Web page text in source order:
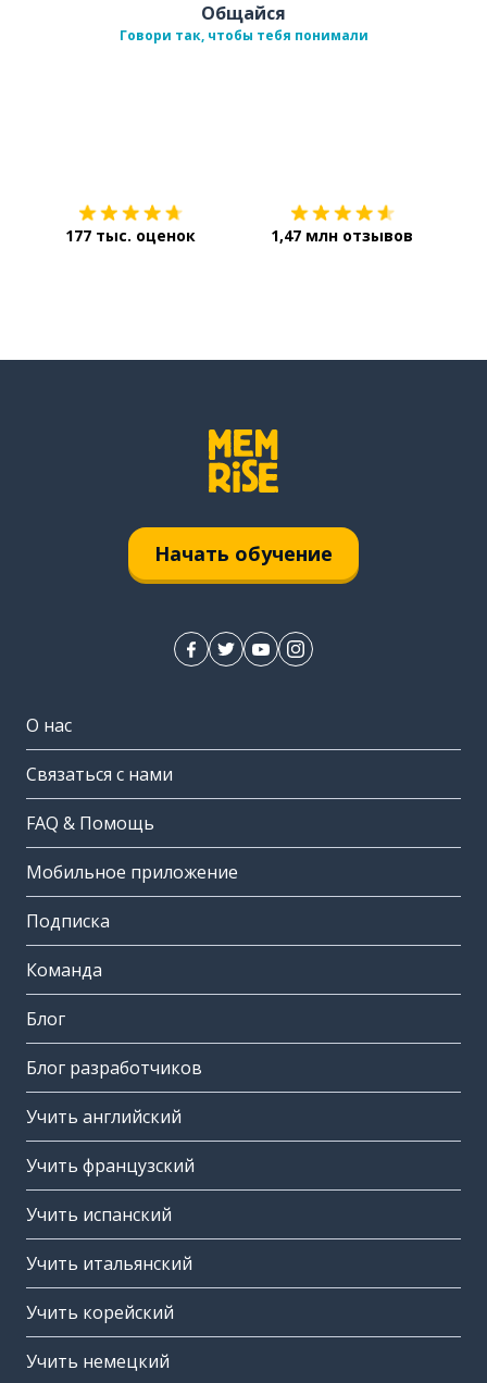
Общайся
Говори так, чтобы тебя понимали
177 тыс. оценок 1,47 млн отзывов
Начать обучение
О нас
Связаться с нами
FAQ & Помощь
Мобильное приложение
Подписка
Команда
Блог
Блог разработчиков
Учить английский
Учить французский
Учить испанский
Учить итальянский
Учить корейский
Учить немецкий